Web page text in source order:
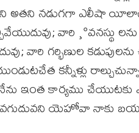
అతని నడుగగా ఎలీషా
వారి ¸°వనస్థు
వారి గర్భిణుల
కన్నీళ్లు
ఇంత కార్యము
యెహోవా నాకు